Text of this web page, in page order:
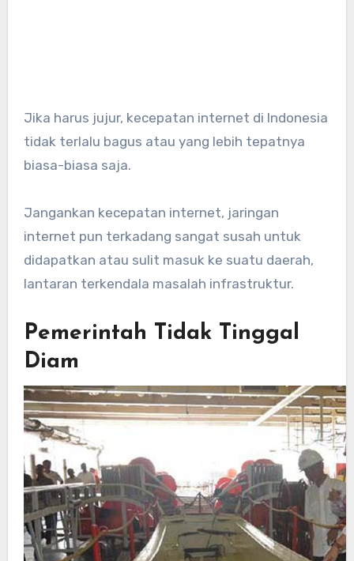
Jika harus jujur, kecepatan internet di Indonesia
tidak terlalu bagus atau yang lebih tepatnya
biasa-biasa saja.
Jangankan kecepatan internet, jaringan
internet pun terkadang sangat susah untuk
didapatkan atau sulit masuk ke suatu daerah,
lantaran terkendala masalah infrastruktur.
Pemerintah Tidak Tinggal
Diam